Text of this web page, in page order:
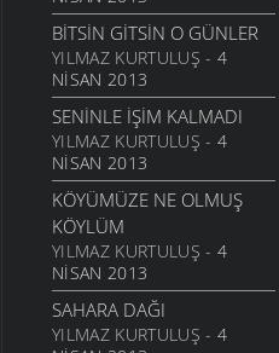
ACABA
6 MART 2006
DOLUDUR
6 MART 2006
DAHASI VAR
6 MART 2006
ÖĞRETMENI GÖR
6 MART 2006
ÇORUH
6 MART 2006
SANA MUHTACIM
6 MART 2006
BITSIN GITSIN O GÜNLER
YILMAZ KURTULUŞ - 4
NISAN 2013
SENINLE İŞIM KALMADI
YILMAZ KURTULUŞ - 4
NISAN 2013
KÖYÜMÜZE NE OLMUŞ
KÖYLÜM
YILMAZ KURTULUŞ - 4
NISAN 2013
SAHARA DAĞI
YILMAZ KURTULUŞ - 4